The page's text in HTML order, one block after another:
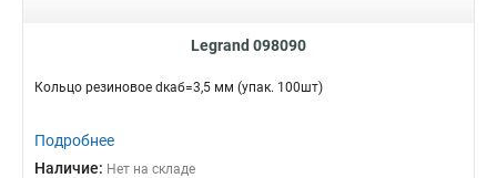
Legrand 098090
Кольцо резиновое dкаб=3,5 мм (упак. 100шт)
Подробнее
Наличие: Нет на складе